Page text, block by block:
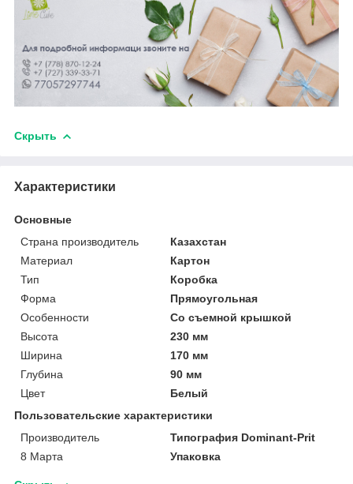
Скрыть
Характеристики
Основные
Страна производитель
Казахстан
Материал
Картон
Тип
Коробка
Форма
Прямоугольная
Особенности
Со съемной крышкой
Высота
230 мм
Ширина
170 мм
Глубина
90 мм
Цвет
Белый
Пользовательские характеристики
Производитель
Типография Dominant-Prit
8 Марта
Упаковка